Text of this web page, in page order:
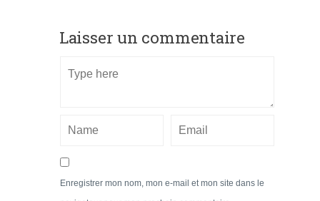
Laisser un commentaire
Enregistrer mon nom, mon e-mail et mon site dans le